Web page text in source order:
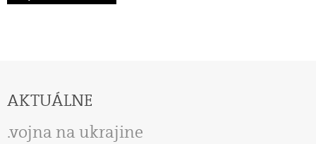
AKTUÁLNE
vojna na ukrajine